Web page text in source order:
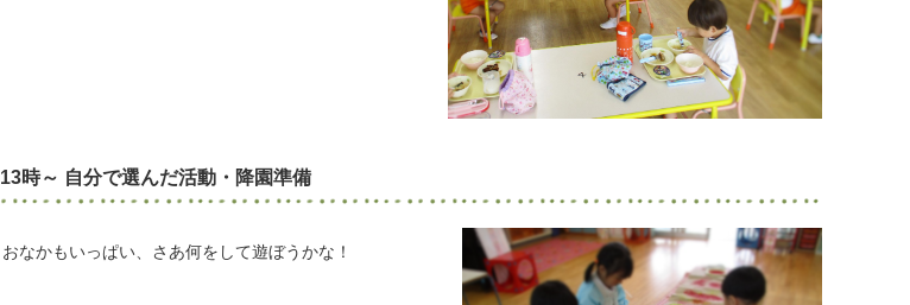
13時～ 自分で選んだ活動・降園準備
おなかもいっぱい、さあ何をして遊ぼうかな！